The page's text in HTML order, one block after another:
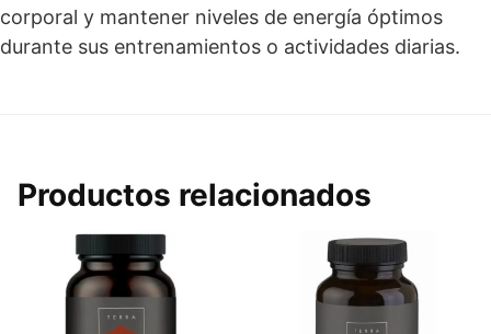
corporal y mantener niveles de energía óptimos
durante sus entrenamientos o actividades diarias.
Productos relacionados